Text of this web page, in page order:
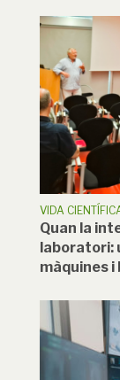
VIDA
Quan la
laboratori:
màquines